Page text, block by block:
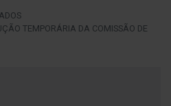
TEMPORÁRIA DA COMISSÃO DE